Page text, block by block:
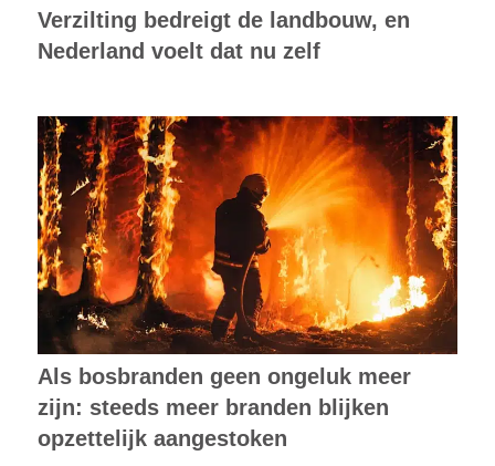
Verzilting bedreigt de landbouw, en
Nederland voelt dat nu zelf
Als bosbranden geen ongeluk meer
zijn: steeds meer branden blijken
opzettelijk aangestoken